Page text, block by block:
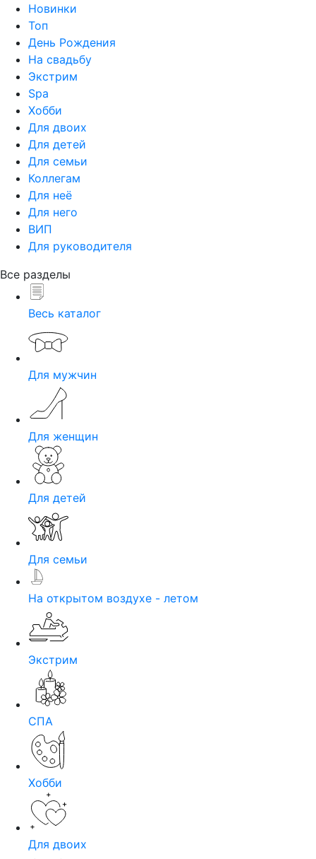
Новинки
Топ
День Рождения
На свадьбу
Экстрим
Spa
Хобби
Для двоих
Для детей
Для семьи
Коллегам
Для неё
Для него
ВИП
Для руководителя
Все разделы
Весь каталог
Для мужчин
Для женщин
Для детей
Для семьи
На открытом воздухе - летом
Экстрим
СПА
Хобби
Для двоих